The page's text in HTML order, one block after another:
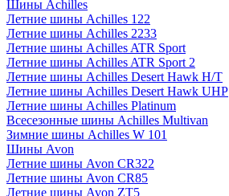
Шины Achilles
Летние шины Achilles 122
Летние шины Achilles 2233
Летние шины Achilles ATR Sport
Летние шины Achilles ATR Sport 2
Летние шины Achilles Desert Hawk H/T
Летние шины Achilles Desert Hawk UHP
Летние шины Achilles Platinum
Всесезонные шины Achilles Multivan
Зимние шины Achilles W 101
Шины Avon
Летние шины Avon CR322
Летние шины Avon CR85
Летние шины Avon ZT5